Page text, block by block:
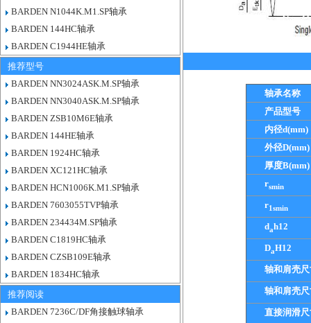
BARDEN N1044K.M1.SP轴承
BARDEN 144HC轴承
BARDEN C1944HE轴承
推荐型号
BARDEN NN3024ASK.M.SP轴承
BARDEN NN3040ASK.M.SP轴承
BARDEN ZSB10M6E轴承
BARDEN 144HE轴承
BARDEN 1924HC轴承
BARDEN XC121HC轴承
BARDEN HCN1006K.M1.SP轴承
BARDEN 7603055TVP轴承
BARDEN 234434M.SP轴承
BARDEN C1819HC轴承
BARDEN CZSB109E轴承
BARDEN 1834HC轴承
推荐阅读
BARDEN 7236C/DF角接触球轴承
轴承名称
产品型号
内径d(mm)
外径D(mm)
厚度B(mm)
rsmin
r1smin
dah12
DaH12
轴和肩壳
轴和肩壳
直接润滑